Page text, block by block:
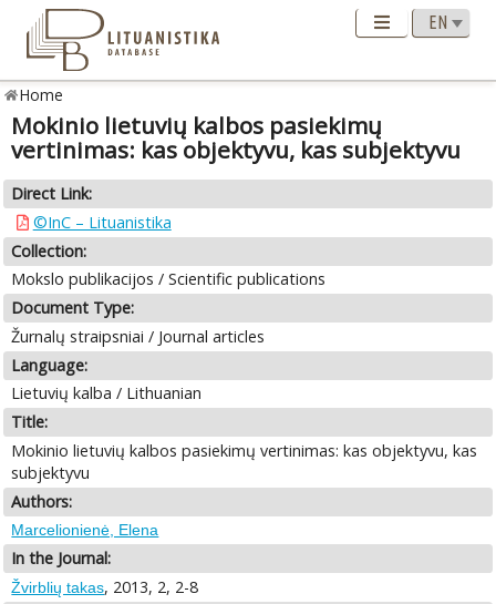
Home
Mokinio lietuvių kalbos pasiekimų
vertinimas: kas objektyvu, kas subjektyvu
Direct Link:
©InC – Lituanistika
Collection:
Mokslo publikacijos / Scientific publications
Document Type:
Žurnalų straipsniai / Journal articles
Language:
Lietuvių kalba / Lithuanian
Title:
Mokinio lietuvių kalbos pasiekimų vertinimas: kas objektyvu, kas
subjektyvu
Authors:
Marcelionienė, Elena
In the Journal:
Žvirblių takas, 2013, 2, 2-8